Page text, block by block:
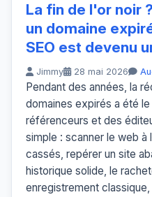
La fin de l'or noir
un domaine
SEO est devenu
Jimmy 28 mai 2026
Pendant des années, la
domaines expirés a été
référenceurs et des
simple : scanner le web à
cassés, repérer un site
historique solide, le
enregistrement